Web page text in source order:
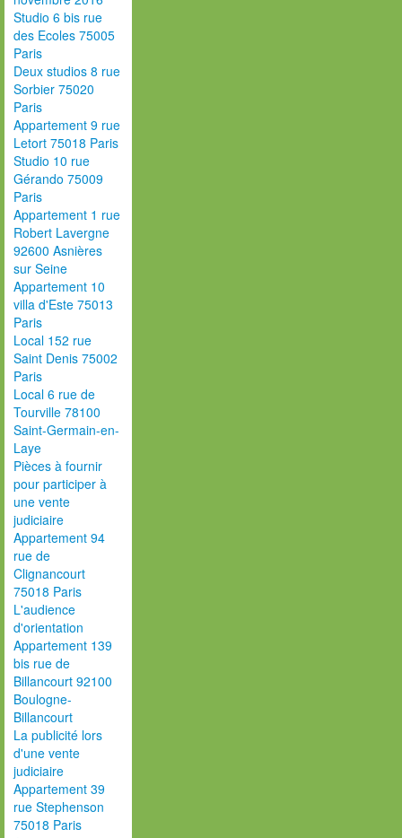
Studio 6 bis rue
des Ecoles 75005
Paris
Deux studios 8 rue
Sorbier 75020
Paris
Appartement 9 rue
Letort 75018 Paris
Studio 10 rue
Gérando 75009
Paris
Appartement 1 rue
Robert Lavergne
92600 Asnières
sur Seine
Appartement 10
villa d'Este 75013
Paris
Local 152 rue
Saint Denis 75002
Paris
Local 6 rue de
Tourville 78100
Saint-Germain-en-
Laye
Pièces à fournir
pour participer à
une vente
judiciaire
Appartement 94
rue de
Clignancourt
75018 Paris
L'audience
d'orientation
Appartement 139
bis rue de
Billancourt 92100
Boulogne-
Billancourt
La publicité lors
d'une vente
judiciaire
Appartement 39
rue Stephenson
75018 Paris